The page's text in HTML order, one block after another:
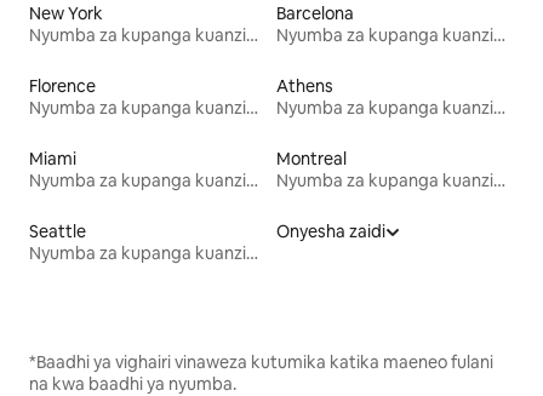
New York
Nyumba za kupanga kuanzia mwezi mmoja
Barcelona
Nyumba za kupanga kuanzia mwezi mmoja
Florence
Nyumba za kupanga kuanzia mwezi mmoja
Athens
Nyumba za kupanga kuanzia mwezi mmoja
Miami
Nyumba za kupanga kuanzia mwezi mmoja
Montreal
Nyumba za kupanga kuanzia mwezi mmoja
Seattle
Nyumba za kupanga kuanzia mwezi mmoja
Onyesha zaidi
*Baadhi ya vighairi vinaweza kutumika katika maeneo fulani
na kwa baadhi ya nyumba.